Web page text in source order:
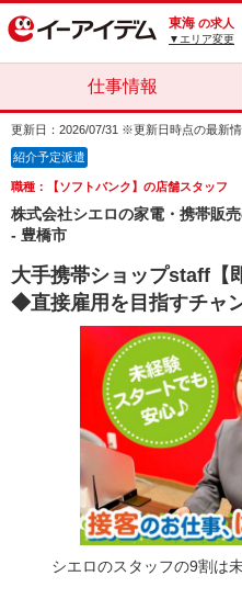
東海 の求人
▼エリア変更
仕事情報
更新日：2026/07/31 ※更新日時点の最新
紹介予定派遣
職種：【ソフトバンク】の店舗スタッフ
株式会社シエロの家電・携帯販
- 豊橋市
大手携帯ショップstaff【
◆直接雇用を目指すチャ
シエロのスタッフの9割は